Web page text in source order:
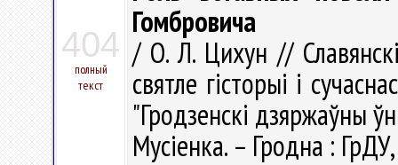
404
полный
текст
Гомбровича
/ О. Л. Цихун //
святле гісторыі і
"Гродзенскі дзяржаўны
Мусіенка. – Гродна :